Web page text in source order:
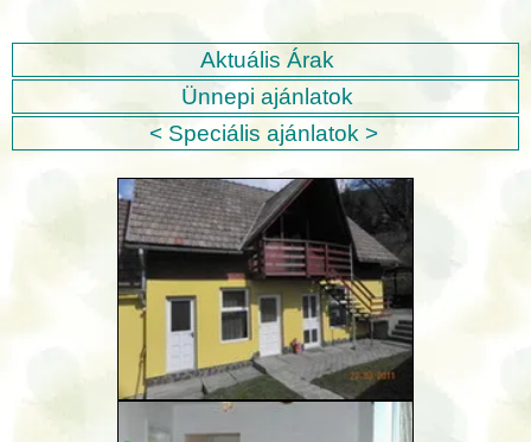
Aktuális Árak
Ünnepi ajánlatok
< Speciális ajánlatok >